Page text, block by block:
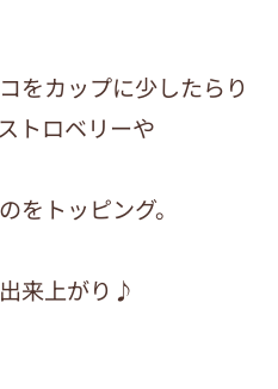
をカップに少したらり
トロベリーや
をトッピング。
来上がり♪